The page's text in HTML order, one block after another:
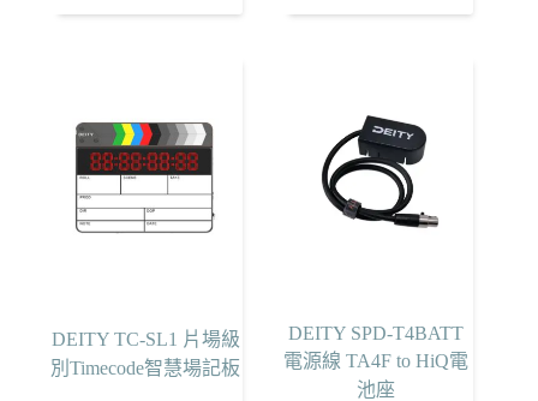
NT$2,800。
NT$1,990。
DEITY TC-SL1 片場級
別Timecode智慧場記板
DEITY SPD-T4BATT
電源線 TA4F to HiQ電
池座